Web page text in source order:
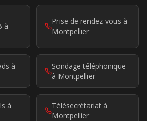
à
Prise de rendez-vous à
Montpellier
à
Sondage téléphonique
à Montpellier
à
Télésecrétariat à
Montpellier